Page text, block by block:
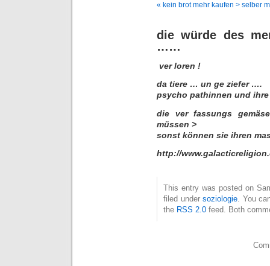
« kein brot mehr kaufen > selber
die würde des
……
ver loren !
da tiere … un ge ziefer ….
psycho pathinnen und ihre
die ver fassungs
müssen >
sonst können sie ihren
http://
This entry was posted on
filed undersoziologie. You
the RSS 2.0 feed. Both